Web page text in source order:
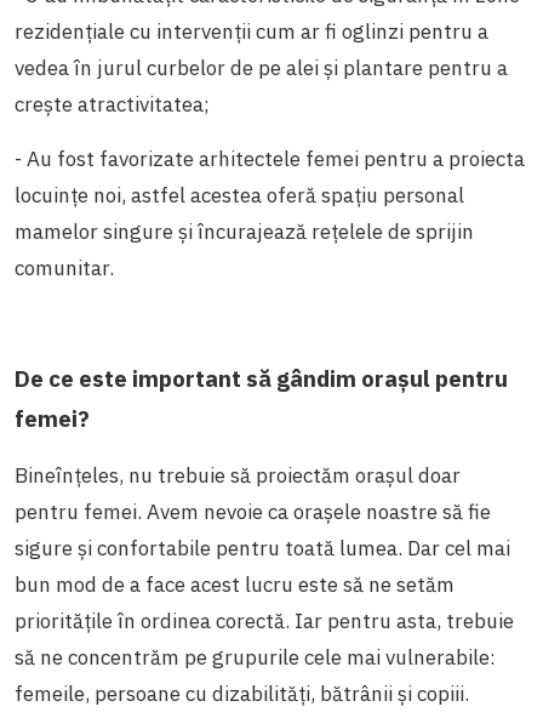
rezidențiale cu intervenții cum ar fi oglinzi pentru a
vedea în jurul curbelor de pe alei și plantare pentru a
crește atractivitatea;
- Au fost favorizate arhitectele femei pentru a proiecta
locuințe noi, astfel acestea oferă spațiu personal
mamelor singure și încurajează rețelele de sprijin
comunitar.
De ce este important să gândim orașul pentru
femei?
Bineînțeles, nu trebuie să proiectăm orașul doar
pentru femei. Avem nevoie ca orașele noastre să fie
sigure și confortabile pentru toată lumea. Dar cel mai
bun mod de a face acest lucru este să ne setăm
prioritățile în ordinea corectă. Iar pentru asta, trebuie
să ne concentrăm pe grupurile cele mai vulnerabile:
femeile, persoane cu dizabilități, bătrânii și copiii.